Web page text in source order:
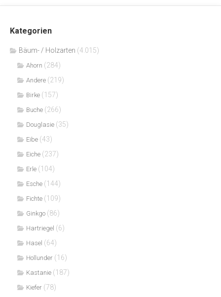
Kategorien
Bäum- / Holzarten (4.015)
Ahorn (284)
Andere (219)
Birke (157)
Buche (266)
Douglasie (35)
Eibe (43)
Eiche (237)
Erle (104)
Esche (144)
Fichte (109)
Ginkgo (86)
Hartriegel (6)
Hasel (64)
Hollunder (16)
Kastanie (187)
Kiefer (78)